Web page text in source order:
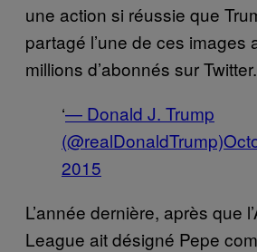
une action si réussie que
partagé l’une de ces images
millions d’abonnés sur Twitter.
‘— Donald J. Trump
(@realDonaldTrump)
2015
L’année dernière, après que
League ait désigné Pepe